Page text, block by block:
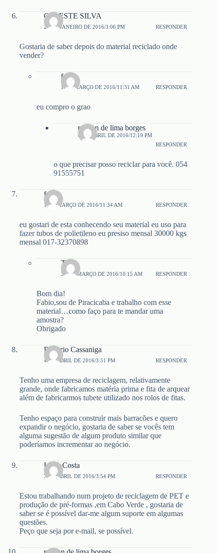
CELESTE SILVA
28 DE JANEIRO DE 2016/3:06 PM RESPONDER
Gostaria de saber depois do material reciclado onde
vender?
fabio
1 DE MARÇO DE 2016/11:31 AM RESPONDER
eu compro o grao
robson de lima borges
8 DE ABRIL DE 2016/12:19 PM
RESPONDER
o que precisar posso reciclar para você. 054
91555751
fabio
1 DE MARÇO DE 2016/11:34 AM RESPONDER
eu gostari de esta conhecendo seu material eu uso para
fazer tubos de polietileno eu presiso mensal 30000 kgs
mensal 017-32370898
Tiago
30 DE MARÇO DE 2016/10:15 AM RESPONDER
Bom dia!
Fabio,sou de Piracicaba e trabalho com esse
material…como faço para te mandar uma
amostra?
Obrigado
Rogerio Cassaniga
4 DE ABRIL DE 2016/3:51 PM RESPONDER
Tenho uma empresa de reciclagem, relativamente
grande, onde fabricamos matéria prima e fita de arquear
além de fabricarmos tubete utilizado nos rolos de fitas.
Tenho espaço para construir mais barracões e quero
expandir o negócio, gostaria de saber se vocês tem
alguma sugestão de algum produto similar que
poderíamos incrementar ao negócio.
Lívio Costa
7 DE ABRIL DE 2016/3:54 PM RESPONDER
Estou trabalhando num projeto de reciclagem de PET e
produção de pré-formas ,em Cabo Verde , gostaria de
saber se é possível dar-me algum suporte em algumas
questões.
Peço que seja por e-mail, se possível.